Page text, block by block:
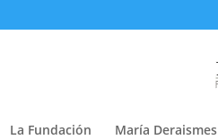
La Fundación María Deraismes